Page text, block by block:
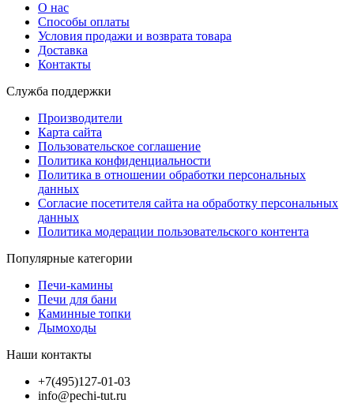
О нас
Способы оплаты
Условия продажи и возврата товара
Доставка
Контакты
Служба поддержки
Производители
Карта сайта
Пользовательское соглашение
Политика конфиденциальности
Политика в отношении обработки персональных
данных
Согласие посетителя сайта на обработку персональных
данных
Политика модерации пользовательского контента
Популярные категории
Печи-камины
Печи для бани
Каминные топки
Дымоходы
Наши контакты
+7(495)127-01-03
info@pechi-tut.ru